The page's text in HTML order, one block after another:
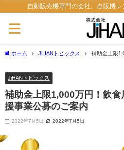
自動販売機専門の会社。自販機
ホーム JiHANトピックス
補助金上限
JiHANトピックス
補助金上限1,000万円！飲
援事業公募のご案内
2022年7月5日 2022年7月5日